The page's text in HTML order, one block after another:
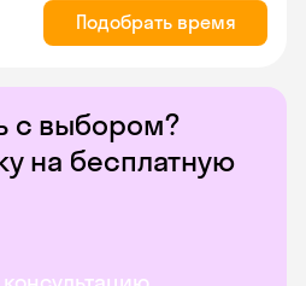
с выбором?
на бесплатную
Подобрать время